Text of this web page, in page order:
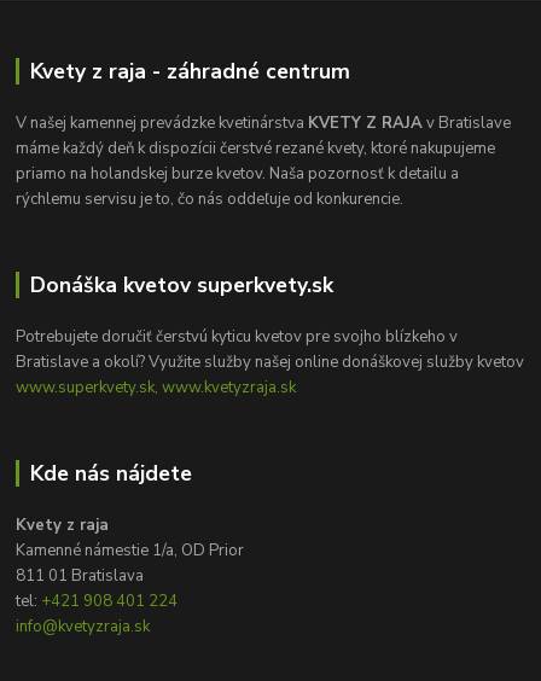
Kvety z raja - záhradné centrum
V našej kamennej prevádzke kvetinárstva KVETY Z RAJAv Bratislave
máme každý deň k dispozícii čerstvé rezané kvety, ktoré nakupujeme
priamo na holandskej burze kvetov. Naša pozornosť k detailu a
rýchlemu servisu je to, čo nás oddeľuje od konkurencie.
Donáška kvetov superkvety.sk
Potrebujete doručiť čerstvú kyticu kvetov pre svojho blízkeho v
Bratislave a okolí? Využite služby našej online donáškovej služby kvetov
www.superkvety.sk, www.kvetyzraja.sk
Kde nás nájdete
Kvety z raja
Kamenné námestie 1/a, OD Prior
811 01 Bratislava
tel: +421 908 401 224
info@kvetyzraja.sk